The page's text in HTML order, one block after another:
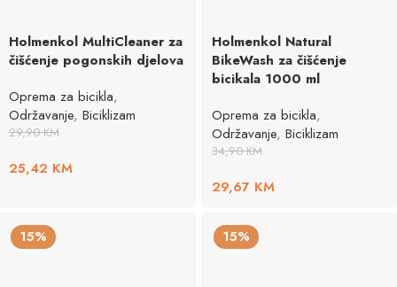
Holmenkol MultiCleaner za
čišćenje pogonskih djelova
Oprema za bicikla,
Održavanje, Biciklizam
29,90KM
25,42 KM
Holmenkol Natural
BikeWash za čišćenje
bicikala 1000 ml
Oprema za bicikla,
Održavanje, Biciklizam
34,90KM
29,67 KM
15% 15%